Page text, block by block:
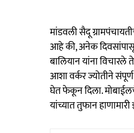
मांडवली सैदू
आहे की, अनेक
बालियान यांना
आशा वर्कर ज्योतीने
घेत फेकून दिला.
यांच्यात तुफान